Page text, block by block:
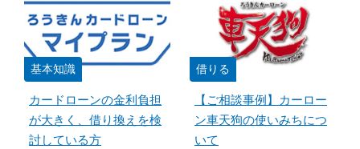
基本知識
カードローンの金利負担
が大きく、借り換えを検
討している方
借りる
【ご相談事例】カーロー
ン車天狗の使いみちにつ
いて